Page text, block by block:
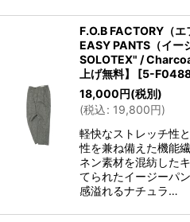
F.O.B FACTORY（エ
EASY PANTS（イー
SOLOTEX" /
上げ無料】
[5-
18,000 円(税別)
(税込: 19,800円)
軽快なストレッチ性
性を兼ね備えた機能
ネン素材を混紡した
てられたイージーパ
感溢れるナチュラ…